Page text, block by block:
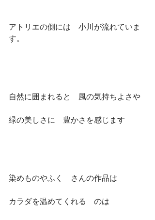
アトリエの側には　小川が流れていま
す。
自然に囲まれると　風の気持ちよさや
緑の美しさに　豊かさを感じます
染めものやふく　さんの作品は
カラダを温めてくれる　のは